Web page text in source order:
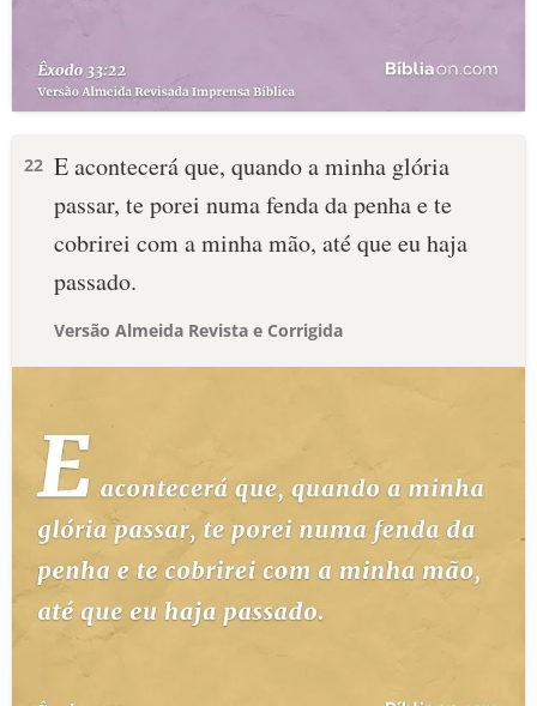
22 E acontecerá que, quando a minha glória
passar, te porei numa fenda da penha e te
cobrirei com a minha mão, até que eu haja
passado.
Versão Almeida Revista e Corrigida